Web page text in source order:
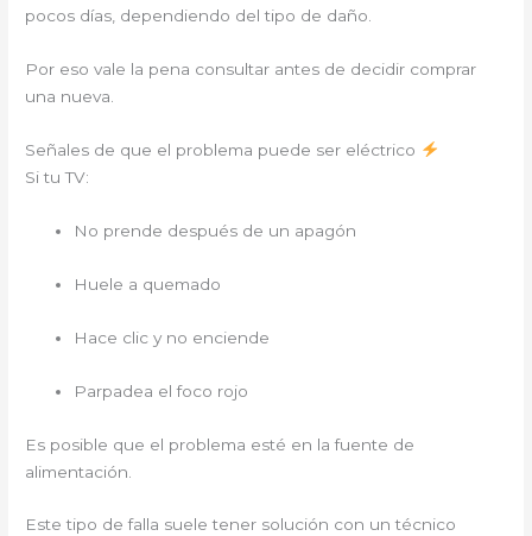
pocos días, dependiendo del tipo de daño.
Por eso vale la pena consultar antes de decidir comprar
una nueva.
Señales de que el problema puede ser eléctrico
Si tu TV:
No prende después de un apagón
Huele a quemado
Hace clic y no enciende
Parpadea el foco rojo
Es posible que el problema esté en la fuente de
alimentación.
Este tipo de falla suele tener solución con un técnico